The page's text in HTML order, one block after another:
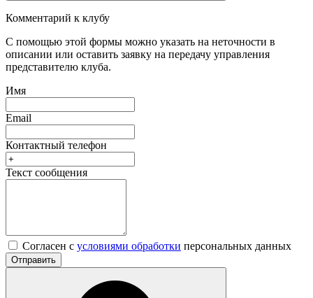
Комментарий к клубу
С помощью этой формы можно указать на неточности в
описании или оставить заявку на передачу управления
представителю клуба.
Имя
Email
Контактный телефон
Текст сообщения
Согласен с условиями обработки персональных данных
Отправить